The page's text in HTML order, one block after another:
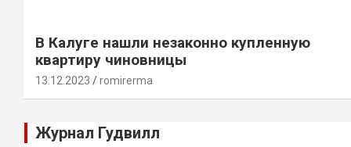
В Калуге нашли незаконно купленную
квартиру чиновницы
13.12.2023 romirerma
Журнал Гудвилл